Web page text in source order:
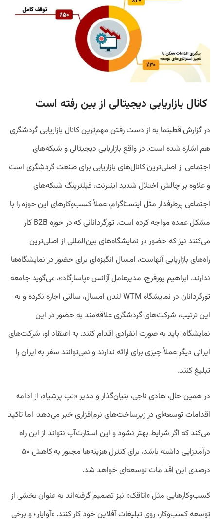
کانال بازاریابی دیجیتالی از بین رفته است
در گزارش قطبنما به از دست رفتن مهم‌ترین کانال بازاریابی گردشگری
هم اشاره شده است. در واقع بازاریابی دیجیتالی و شبکه‌های
اجتماعی از اصلی‌ترین کانال‌های بازاریابی برای صنعت گردشگری است
و علاوه بر چالش اختلال شدید اینترنت، فیلترینگ شبکه‌های
اجتماعی پرطرفدار مثل اینستاگرام، عملاً کسب‌وکارهای این حوزه را با
مشکل عمده مواجه کرده است. تورگردانانی که در حوزه B2B کار
می‌کنند نیز که حضور در نمایشگاه‌های بین‌المللی از اصلی‌ترین
راه‌های بازاریابی آنهاست، امسال انگیزه‌ای برای حضور در نمایشگاه‌‌ها
ندارند. ابراهیم پورفرج، مدیرعامل آژانس «پاسارگاد»، می‌گوید جامعه
تورگردانان در نمایشگاه WTM لندن امسال، سالنی اجاره نکرده و به
این ترتیب، شرکت‌های گردشگری علاقه‌مند به حضور در این
نمایشگاه، باید به صورت انفرادی اقدام کنند. به اعتقاد او، شرکت‌های
ایرانی دیگر عملاً چیزی برای ارائه ندارند و نمی‌توانند سفر به ایران را
تبلیغ کنند.
در همین حال، هادی ناجی، بنیان‌گذار و مدیر «تپ پرشیا»، از ادامه
اقدامات توسعه‌ای در زیرساخت‌های نرم‌افزاری خبر می‌دهد، اما تاکید
می‌کند که اگر شرایط بهتر نشود و این استارت‌آپ نتواند از این راه
درآمدزایی داشته باشد، برای کنترل هزینه‌ها مجبور به کاهش ۵۰
درصدی این اقدامات توسعه‌ای خواهد شد.
کسب‌وکارهایی مثل «اتاقک» نیز تصمیم گرفته‌اند به عنوان بخشی از
توسعه کسب‌وکار، روی تبلیغات آفلاین خود کار کنند. «آوایار» و برخی